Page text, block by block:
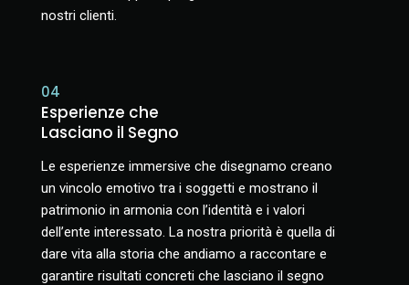
nostri clienti.
04
Esperienze che
Lasciano il Segno
Le esperienze immersive che disegnamo creano
un vincolo emotivo tra i soggetti e mostrano il
patrimonio in armonia con l’identità e i valori
dell’ente interessato. La nostra priorità è quella di
dare vita alla storia che andiamo a raccontare e
garantire risultati concreti che lasciano il segno